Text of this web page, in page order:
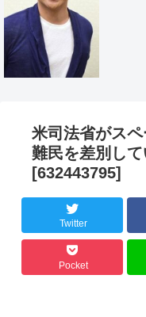
米司法省がス
難民を差別し
[632443795]
Twitter
Pocket